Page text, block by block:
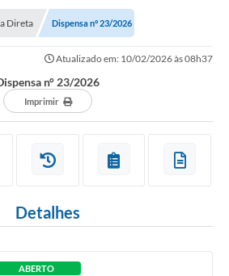
(PAC)
Direta Dispensa n° 23/2026
Atualizado em: 10/02/2026 às 08h37
n° 23/2026
Imprimir
Detalhes
ABERTO